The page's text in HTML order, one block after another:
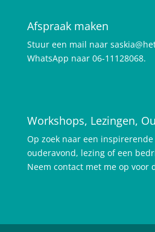
Afspraak maken
Stuur een mail naar
WhatsApp naar 06-11128068.
Workshops, Lezingen,
Op zoek naar een
ouderavond, lezing of een
Neem contact met me op voor